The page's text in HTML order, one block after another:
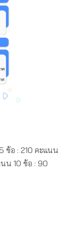
ข้อ : 210 คะแนน
น 10 ข้อ : 90